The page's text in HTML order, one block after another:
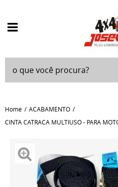
Home
ACABAMENTO
CINTA CATRACA MULTIUSO - PARA